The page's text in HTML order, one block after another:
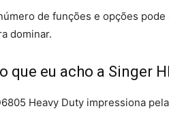
de funções e opções
dominar.
que eu acho a Singer
Heavy Duty impressiona